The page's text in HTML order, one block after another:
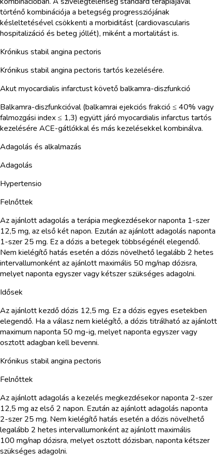
történő kombinációja a betegség progressziójának
késleltetésével csökkenti a morbiditást (cardiovascularis
hospitalizáció és beteg jóllét), miként a mortalitást is.
Krónikus stabil angina pectoris
Krónikus stabil angina pectoris tartós kezelésére.
Akut myocardialis infarctust követő balkamra-diszfunkció
Balkamra-diszfunkcióval (balkamrai ejekciós frakció ≤ 40% vagy
falmozgási index ≤ 1,3) együtt járó myocardialis infarctus tartós
kezelésére ACE-gátlókkal és más kezelésekkel kombinálva.
Adagolás és alkalmazás
Adagolás
Hypertensio
Felnőttek
Az ajánlott adagolás a terápia megkezdésekor naponta 1-szer
12,5 mg, az első két napon. Ezután az ajánlott adagolás naponta
1-szer 25 mg. Ez a dózis a betegek többségénél elegendő.
Nem kielégítő hatás esetén a dózis növelhető legalább 2 hetes
intervallumonként az ajánlott maximális 50 mg/nap dózisra,
melyet naponta egyszer vagy kétszer szükséges adagolni.
Idősek
Az ajánlott kezdő dózis 12,5 mg. Ez a dózis egyes esetekben
elegendő. Ha a válasz nem kielégítő, a dózis titrálható az ajánlott
maximum naponta 50 mg-ig, melyet naponta egyszer vagy
osztott adagban kell bevenni.
Krónikus stabil angina pectoris
Felnőttek
Az ajánlott adagolás a kezelés megkezdésekor naponta 2-szer
12,5 mg az első 2 napon. Ezután az ajánlott adagolás naponta
2-szer 25 mg. Nem kielégítő hatás esetén a dózis növelhető
legalább 2 hetes intervallumonként az ajánlott maximális
100 mg/nap dózisra, melyet osztott dózisban, naponta kétszer
szükséges adagolni.